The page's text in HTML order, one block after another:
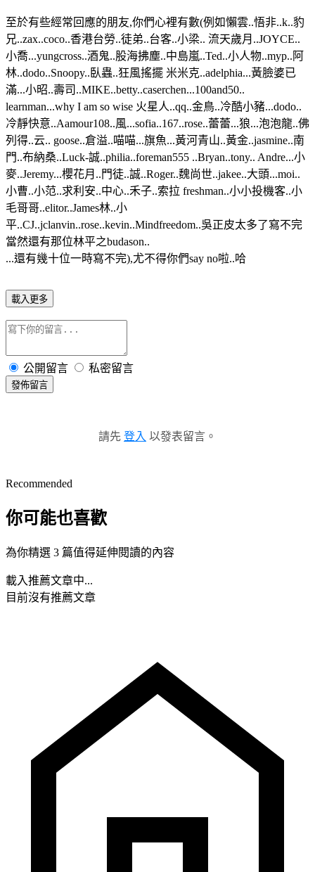
至於有些經常回應的朋友,你們心裡有數(例如懶雲..悟非..k..豹
兄..zax..coco..香港台勞..徒弟..台客..小梁.. 流天歲月..JOYCE..
小喬...yungcross..酒鬼..股海拂塵..中島嵐..Ted..小人物..myp..阿
林..dodo..Snoopy..臥蟲..狂風搖擺 米米克..adelphia...黃臉婆已
滿...小昭..壽司..MIKE..betty..caserchen...100and50..
learnman...why I am so wise 火星人..qq..金鳥..冷酷小豬...dodo..
冷靜快意..Aamour108..風...sofia..167..rose..蕾蕾...狼...泡泡龍..佛
列得..云.. goose..倉溢..喵喵...旗魚...黃河青山..黃金..jasmine..南
門..布納桑..Luck-誠..philia..foreman555 ..Bryan..tony.. Andre...小
麥..Jeremy...櫻花月..門徒..誠..Roger..魏尚世..jakee..大頭...moi..
小曹..小范..求利安..中心..禾子..索拉 freshman..小小投機客..小
毛哥哥..elitor..James林..小
平..CJ..jclanvin..rose..kevin..Mindfreedom..吳正皮太多了寫不完
當然還有那位林平之budason..
...還有幾十位一時寫不完),尤不得你們say no啦..哈
載入更多
公開留言 私密留言
發佈留言
請先 登入 以發表留言。
Recommended
你可能也喜歡
為你精選 3 篇值得延伸閱讀的內容
載入推薦文章中...
目前沒有推薦文章